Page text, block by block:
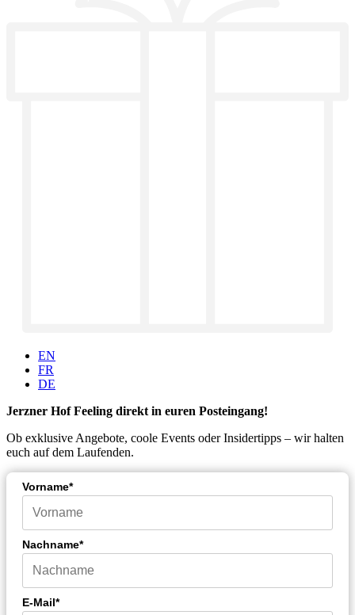
EN
FR
DE
Jerzner Hof Feeling direkt in euren Posteingang!
Ob exklusive Angebote, coole Events oder Insidertipps – wir halten
euch auf dem Laufenden.
Vorname*
Nachname*
E-Mail*